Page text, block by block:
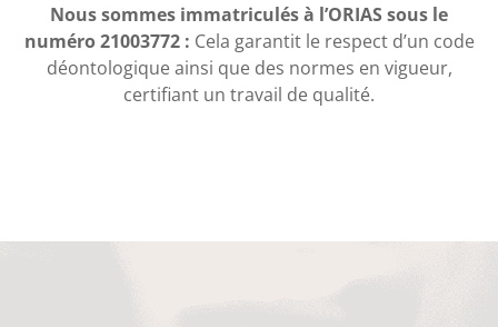
Nous sommes immatriculés à l’ORIAS sous le
numéro 21003772 : Cela garantit le respect d’un code
déontologique ainsi que des normes en vigueur,
certifiant un travail de qualité.